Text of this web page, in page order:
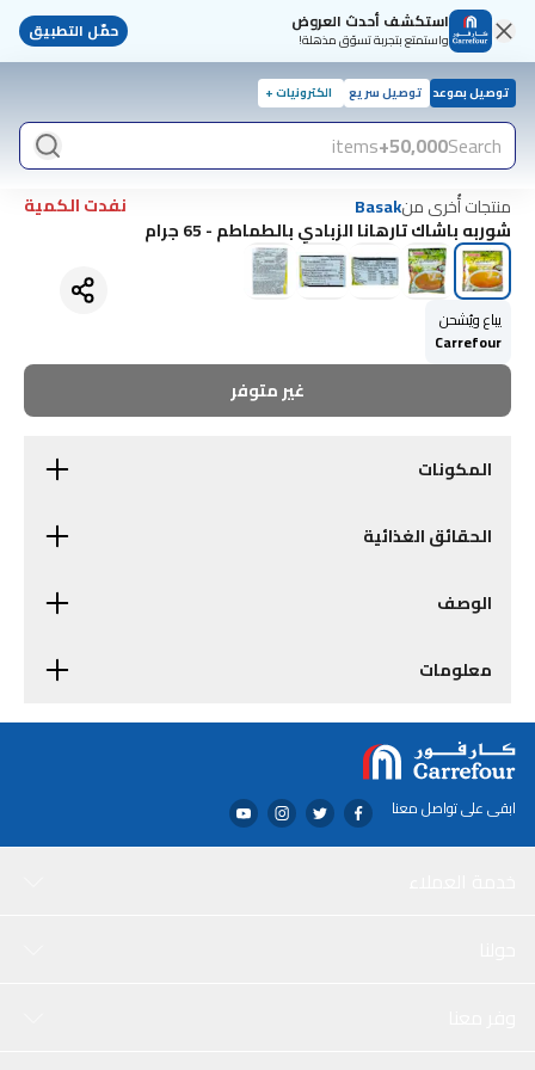
استكشف أحدث العروض
واستمتع بتجربة تسوّق مذهلة! حمّل التطبيق
توصيل بموعد توصيل سريع الكترونيات +
Search
50,000+
items
منتجات أُخرى منBasak
نفدت الكمية
شوربه باشاك تارهانا الزبادي بالطماطم - 65 جرام
يباع ويُشحن
Carrefour
غير متوفر
المكونات
الحقائق الغذائية
الوصف
معلومات
ابقى على تواصل معنا